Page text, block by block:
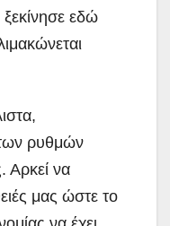
εδώ
ρυθμών
Αρκεί να
μας ώστε το